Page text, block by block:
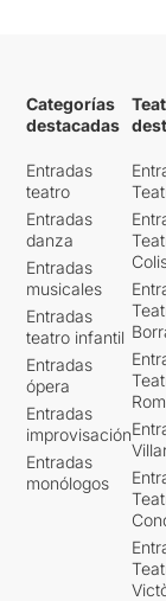
Categorías
destacadas
Entradas
teatro
Entradas
danza
Entradas
musicales
Entradas
teatro infantil
Entradas
ópera
Entradas
improvisación
Entradas
monólogos